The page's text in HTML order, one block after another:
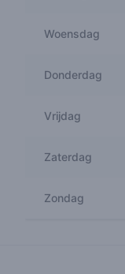
Woensdag
Donderdag
Vrijdag
Zaterdag
Zondag